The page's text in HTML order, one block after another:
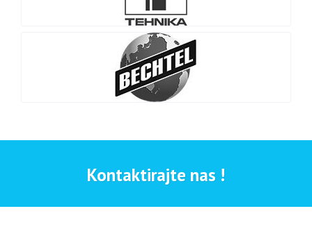
Kontaktirajte nas !